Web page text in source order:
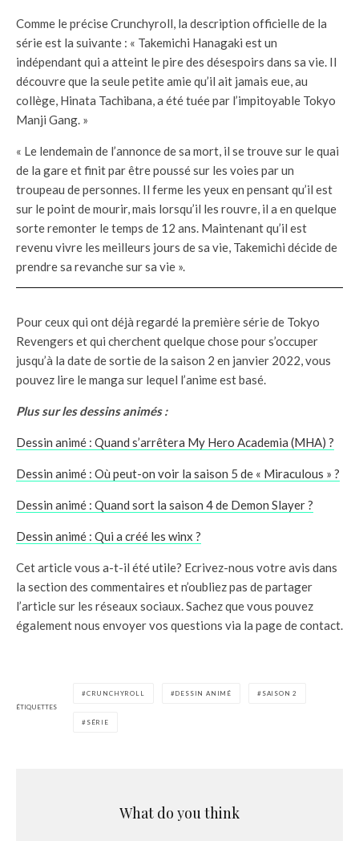
Comme le précise Crunchyroll, la description officielle de la
série est la suivante : « Takemichi Hanagaki est un
indépendant qui a atteint le pire des désespoirs dans sa vie. Il
découvre que la seule petite amie qu’il ait jamais eue, au
collège, Hinata Tachibana, a été tuée par l’impitoyable Tokyo
Manji Gang. »
« Le lendemain de l’annonce de sa mort, il se trouve sur le quai
de la gare et finit par être poussé sur les voies par un
troupeau de personnes. Il ferme les yeux en pensant qu’il est
sur le point de mourir, mais lorsqu’il les rouvre, il a en quelque
sorte remonter le temps de 12 ans. Maintenant qu’il est
revenu vivre les meilleurs jours de sa vie, Takemichi décide de
prendre sa revanche sur sa vie ».
Pour ceux qui ont déjà regardé la première série de Tokyo
Revengers et qui cherchent quelque chose pour s’occuper
jusqu’à la date de sortie de la saison 2 en janvier 2022, vous
pouvez lire le manga sur lequel l’anime est basé.
Plus sur les dessins animés :
Dessin animé : Quand s’arrêtera My Hero Academia (MHA) ?
Dessin animé : Où peut-on voir la saison 5 de « Miraculous » ?
Dessin animé : Quand sort la saison 4 de Demon Slayer ?
Dessin animé : Qui a créé les winx ?
Cet article vous a-t-il été utile? Ecrivez-nous votre avis dans
la section des commentaires et n’oubliez pas de partager
l’article sur les réseaux sociaux. Sachez que vous pouvez
également nous envoyer vos questions via la page de contact.
ÉTIQUETTES
CRUNCHYROLL DESSIN ANIMÉ SAISON 2
SÉRIE
What do you think